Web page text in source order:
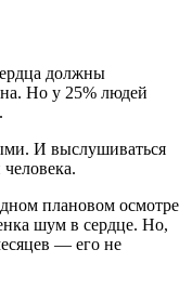
должны
Но у 25% людей
И выслушиваться
плановом осмотре
шум в сердце. Но,
— его не